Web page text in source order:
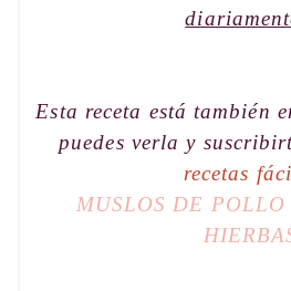
Esta receta está también
puedes verla y
recetas
MUSLOS DE